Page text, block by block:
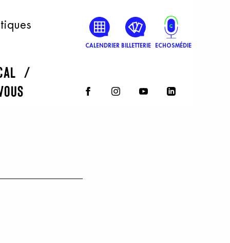
CALENDRIER BILLETTERIE ECHOSMÉDIE